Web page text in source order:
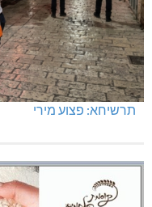
תרשיחא: פצוע מירי